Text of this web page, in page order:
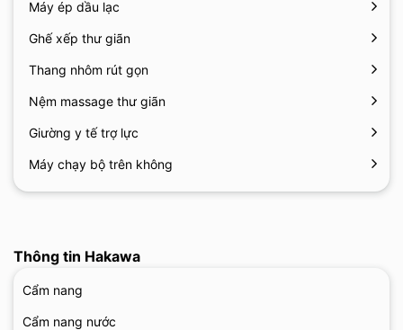
Máy ép dầu lạc
Ghế xếp thư giãn
Thang nhôm rút gọn
Nệm massage thư giãn
Giường y tế trợ lực
Máy chạy bộ trên không
Thông tin Hakawa
Cẩm nang
Cẩm nang nước